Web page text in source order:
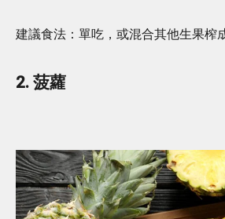
建議食法：單吃，或混合其他生果榨
2. 菠蘿